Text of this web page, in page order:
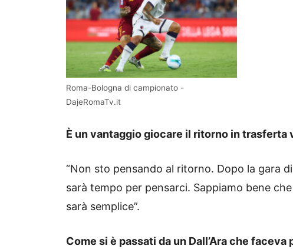
Roma-Bologna di campionato -
DajeRomaTv.it
È un vantaggio giocare il ritorno in trasferta
“Non sto pensando al ritorno. Dopo la gara
sarà tempo per pensarci. Sappiamo bene
sarà semplice”.
Come si è passati da un Dall’Ara che